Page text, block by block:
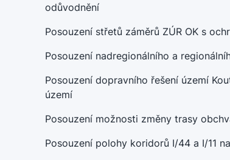
odůvodnění
Posouzení střetů záměrů ZÚR OK s
Posouzení nadregionálního a
Posouzení dopravního řešení území
území
Posouzení možnosti změny trasy
Posouzení polohy koridorů I/44 a I/11